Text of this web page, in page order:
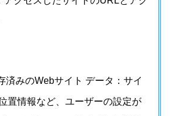
済みのWebサイト データ：サイ
置情報など、ユーザーの設定が